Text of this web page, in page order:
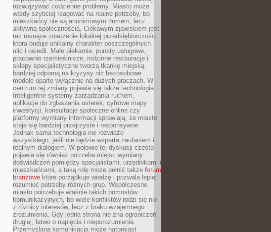
rozwiązywać codzienne problemy. Miasto może
wtedy szybciej reagować na realne potrzeby, bo
mieszkańcy nie są anonimowym tłumem, lecz
aktywną społecznością. Ciekawym zjawiskiem jest
też rosnące znaczenie lokalnej przedsiębiorczości,
która buduje unikalny charakter poszczególnych
ulic i osiedli. Małe piekarnie, punkty usługowe,
pracownie rzemieślnicze, rodzinne restauracje i
sklepy specjalistyczne tworzą tkankę miejską
bardziej odporną na kryzysy niż bezosobowe
modele oparte wyłącznie na dużych graczach. W
centrum tej zmiany pojawia się także technologia.
Inteligentne systemy zarządzania ruchem,
aplikacje do zgłaszania usterek, cyfrowe mapy
inwestycji, konsultacje społeczne online czy
platformy wymiany informacji sprawiają, że miasto
staje się bardziej przejrzyste i responsywne.
Jednak sama technologia nie rozwiąże
wszystkiego, jeśli nie będzie wsparta zaufaniem i
realnym dialogiem. W połowie tej dyskusji często
pojawia się również potrzeba miejsc wymiany
doświadczeń pomiędzy specjalistami, urzędnikami i
mieszkańcami, a taką rolę może pełnić także forum
branżowe które porządkuje wiedzę i pozwala lepiej
rozumieć potrzeby różnych grup. Współczesne
miasto potrzebuje właśnie takich pomostów
komunikacyjnych, bo wiele konfliktów rodzi się nie
z różnicy interesów, lecz z braku wzajemnego
zrozumienia. Gdy jedna strona nie zna ograniczeń
drugiej, łatwo o napięcia i nieporozumienia.
Przemyślana komunikacja może natomiast